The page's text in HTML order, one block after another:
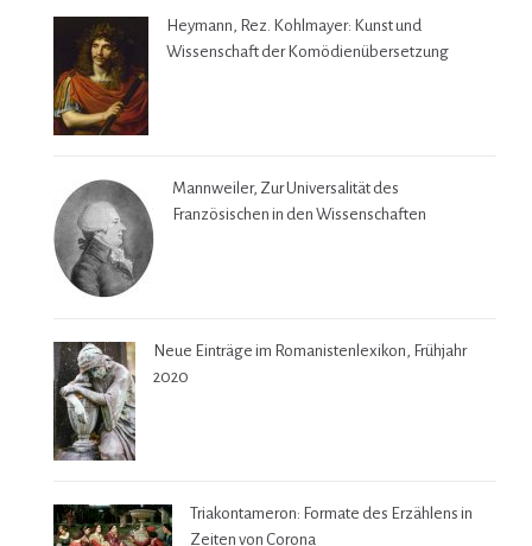
Heymann, Rez. Kohlmayer: Kunst und
Wissenschaft der Komödienübersetzung
Mannweiler, Zur Universalität des
Französischen in den Wissenschaften
Neue Einträge im Romanistenlexikon, Frühjahr
2020
Triakontameron: Formate des Erzählens in
Zeiten von Corona